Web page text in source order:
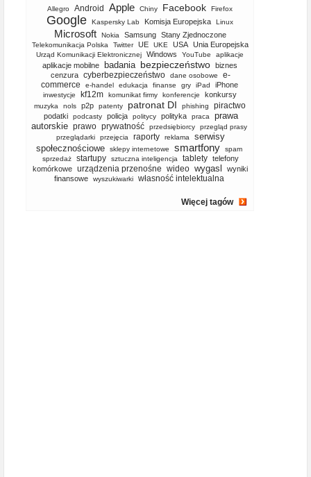
Allegro Android Apple Chiny Facebook Firefox
Google Kaspersky Lab Komisja Europejska Linux
Microsoft Nokia Samsung Stany Zjednoczone
Telekomunikacja Polska Twitter UE UKE USA Unia Europejska
Urząd Komunikacji Elektronicznej Windows YouTube aplikacje
aplikacje mobilne badania bezpieczeństwo biznes
cenzura cyberbezpieczeństwo dane osobowe
e-
commerce
e-handel edukacja finanse gry iPad iPhone
inwestycje kf12m komunikat firmy konferencje konkursy
muzyka nols p2p patenty patronat DI phishing piractwo
podatki podcasty policja politycy polityka praca
prawa
autorskie prawo prywatność przedsiębiorcy
przegląd prasy
przeglądarki
przejęcia raporty reklama
serwisy
społecznościowe
sklepy internetowe smartfony
spam
sprzedaż
startupy sztuczna inteligencja tablety telefony
komórkowe
urządzenia przenośne wideo wygasl
wyniki
finansowe
wyszukiwarki własność intelektualna
Więcej tagów